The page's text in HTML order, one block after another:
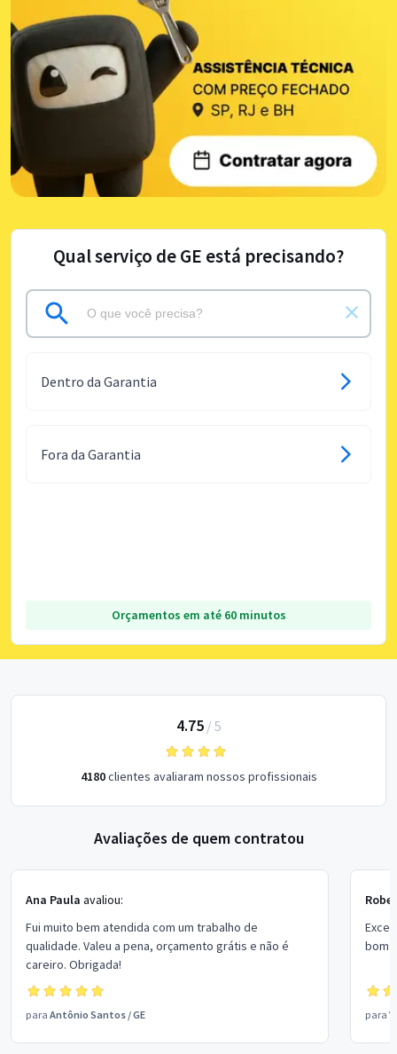
Qual serviço de GE está precisando?
Dentro da Garantia
Fora da Garantia
Orçamentos em até 60 minutos
4.75/ 5
4180clientes avaliaram nossos profissionais
Avaliações de quem contratou
Ana Paula avaliou:
Fui muito bem atendida com um trabalho de
qualidade. Valeu a pena, orçamento grátis e não é
careiro. Obrigada!
para Antônio Santos /GE
bom
para